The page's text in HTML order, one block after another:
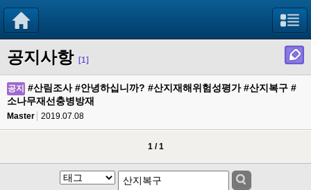
공지사항 [1]
공지
#산림조사 #안녕하십니까? #산지재해위험성평가 #산지복구 #
소나무재선충병방재
Master 2019.07.08
1 / 1